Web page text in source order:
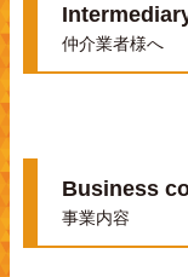
仲介業者様へ
Business
事業内容